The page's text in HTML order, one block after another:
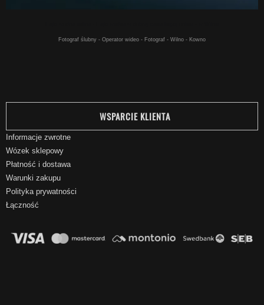
Fotograf ślubny - Operator wideo - Fotograf - Wilno - Kowno
WSPARCIE KLIENTA
Informacje zwrotne
Wózek sklepowy
Płatność i dostawa
Warunki zakupu
Polityka prywatności
Łączność